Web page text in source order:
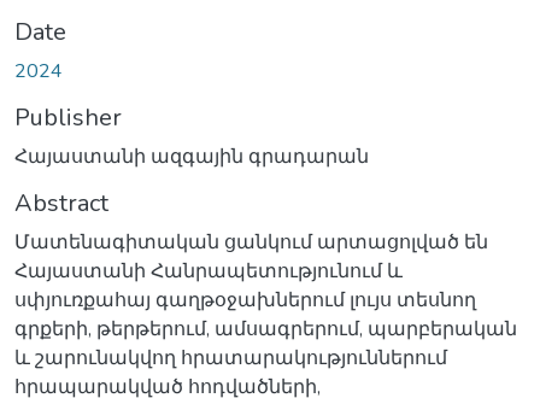
Date
2024
Publisher
Հայաստանի ազգային գրադարան
Abstract
Մատենագիտական ցանկում արտացոլված են
Հայաստանի Հանրապետությունում և
սփյուռքահայ գաղթօջախներում լույս տեսնող
գրքերի, թերթերում, ամսագրերում, պարբերական
և շարունակվող հրատարակություններում
հրապարակված հոդվածների,